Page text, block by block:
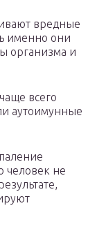
вредные
именно они
организма и
всего
аутоимунные
человек не